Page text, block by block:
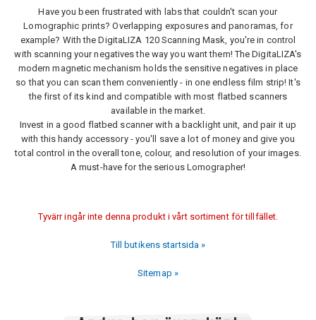
Have you been frustrated with labs that couldn't scan your
Lomographic prints? Overlapping exposures and panoramas, for
example? With the DigitaLIZA 120 Scanning Mask, you're in control
with scanning your negatives the way you want them! The DigitaLIZA's
modern magnetic mechanism holds the sensitive negatives in place
so that you can scan them conveniently - in one endless film strip! It's
the first of its kind and compatible with most flatbed scanners
available in the market.
Invest in a good flatbed scanner with a backlight unit, and pair it up
with this handy accessory - you'll save a lot of money and give you
total control in the overall tone, colour, and resolution of your images.
A must-have for the serious Lomographer!
Tyvärr ingår inte denna produkt i vårt sortiment för tillfället.
Till butikens startsida »
Sitemap »